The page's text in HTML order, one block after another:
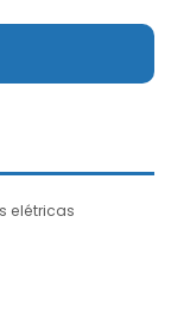
elétricas